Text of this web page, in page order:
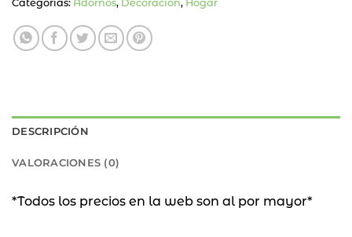
Categorías: Adornos, Decoración, Hogar
DESCRIPCIÓN
VALORACIONES (0)
*Todos los precios en la web son al por mayor*